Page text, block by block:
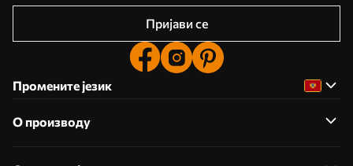
Пријави се
Промените језик
О производу